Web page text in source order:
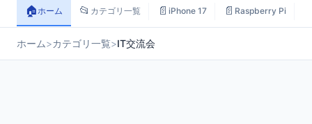
🏠ホーム 📂 カテゴリ一覧 📄 iPhone 17 📄 Raspberry Pi
ホーム>カテゴリ一覧>IT交流会